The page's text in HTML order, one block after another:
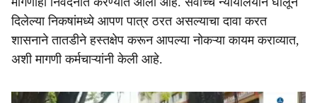
दिलेल्या निकषांमध्ये आपण पात्र ठरत असल्याचा दावा करत
शासनाने तातडीने हस्तक्षेप करून आपल्या नोकऱ्या कायम कराव्यात,
अशी मागणी कर्मचाऱ्यांनी केली आहे.